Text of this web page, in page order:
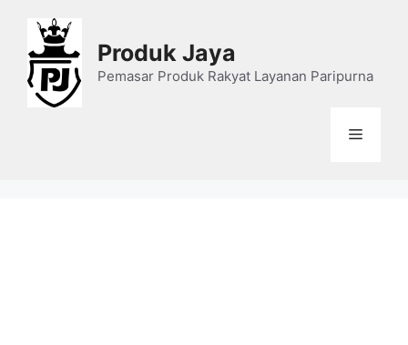
content
Produk Jaya
Pemasar Produk Rakyat Layanan Paripurna
Menu